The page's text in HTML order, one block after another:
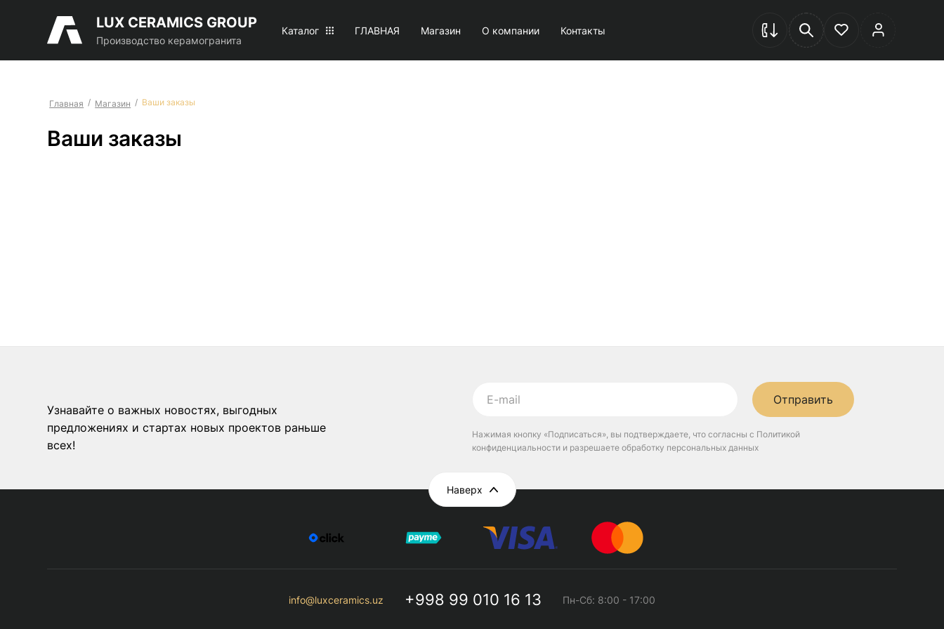
LUX CERAMICS GROUP
Производство керамогранита
Каталог ГЛАВНАЯ Магазин О компании Контакты
Главная / Магазин / Ваши заказы
Ваши заказы
Узнавайте о важных новостях, выгодных
предложениях и стартах новых проектов раньше
всех!
Нажимая кнопку «Подписаться», вы подтверждаете, что согласны с Политикой
конфиденциальности и разрешаете обработку персональных данных
Отправить
Наверх
info@luxceramics.uz +998 99 010 16 13 Пн-Сб: 8:00 - 17:00